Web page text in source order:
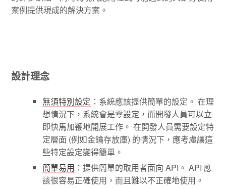
案例提供現成的解決方案。
設計理念
無須特別設定 ：系統應該提供簡單的設定。 在理
想情況下，系統會是零設定，而開發人員可以立
即快馬加鞭地開展工作。 在開發人員需要設定特
定層面 (例如金鑰存放庫) 的情況下，應考慮讓這
些特定設定變得簡單。
簡單易用 ：提供簡單的取用者面向 API。 API 應
該很容易正確使用，而且難以不正確地使用。